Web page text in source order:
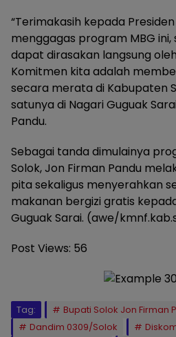
“Terimakasih kepada
menggagas program MBG
dapat dirasakan langsung
Komitmen kita adalah
secara merata di Kabupaten
satunya di Nagari Guguak
Pandu.
Sebagai tanda dimulainya
Solok, Jon Firman Pandu
pita sekaligus menyerahkan
makanan bergizi gratis
Guguak Sarai. (awe/
Post Views: 56
Tag:
Bupati Solok Jon Firman
Dandim 0309/Solok